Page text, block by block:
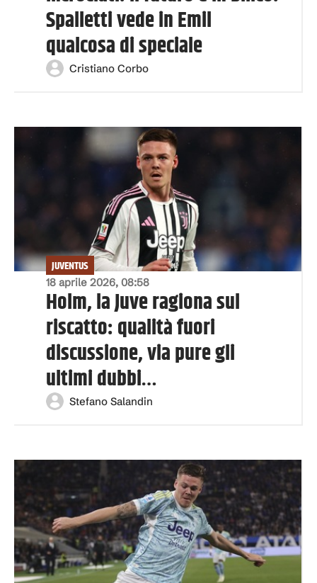
Spalletti vede in Emil
qualcosa di speciale
Cristiano Corbo
18 aprile 2026, 08:58
JUVENTUS
Holm, la Juve ragiona sul
riscatto: qualità fuori
discussione, via pure gli
ultimi dubbi…
Stefano Salandin